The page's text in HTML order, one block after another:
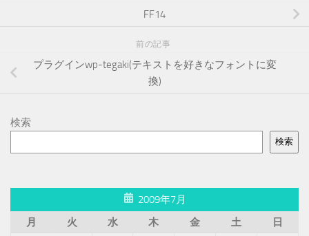
FF14
前の記事
プラグインwp-tegaki(テキストを好きなフォントに変
換)
検索
検索
2009年7月
月
火 水 木 金 土
日